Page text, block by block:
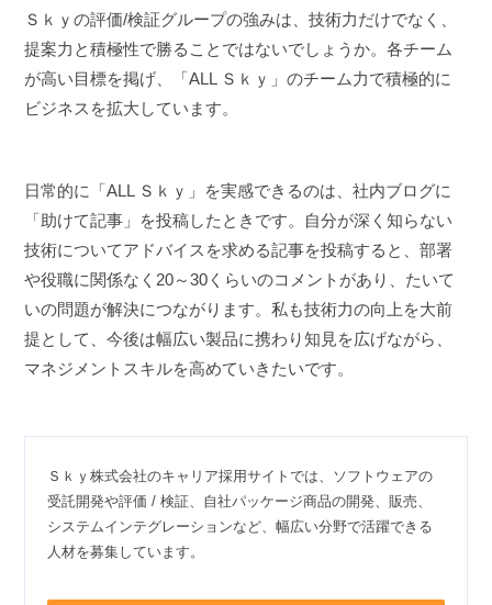
Ｓｋｙの評価/検証グループの強みは、技術力だけでなく、
提案力と積極性で勝ることではないでしょうか。各チーム
が高い目標を掲げ、「ALL Ｓｋｙ」のチーム力で積極的に
ビジネスを拡大しています。
日常的に「ALL Ｓｋｙ」を実感できるのは、社内ブログに
「助けて記事」を投稿したときです。自分が深く知らない
技術についてアドバイスを求める記事を投稿すると、部署
や役職に関係なく20～30くらいのコメントがあり、たいて
いの問題が解決につながります。私も技術力の向上を大前
提として、今後は幅広い製品に携わり知見を広げながら、
マネジメントスキルを高めていきたいです。
Ｓｋｙ株式会社のキャリア採用サイトでは、ソフトウェアの
受託開発や評価 / 検証、自社パッケージ商品の開発、販売、
システムインテグレーションなど、幅広い分野で活躍できる
人材を募集しています。